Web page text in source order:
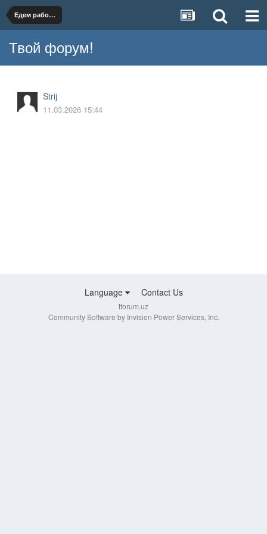
Едем работать/на пенсию в Беларусь
Твой форум!
Strij
11.03.2026 15:44
Language Contact Us
tforum.uz
Community Software by Invision Power Services, Inc.